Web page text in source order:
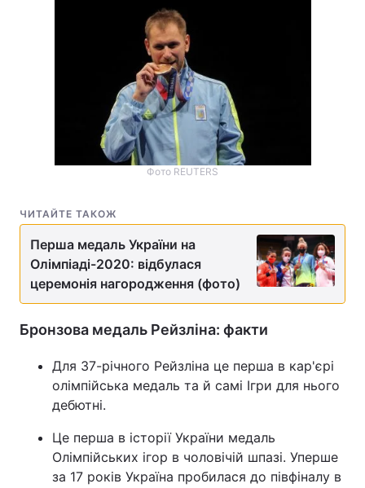
Фото REUTERS
ЧИТАЙТЕ ТАКОЖ
Перша медаль України на
Олімпіаді-2020: відбулася
церемонія нагородження (фото)
Бронзова медаль Рейзліна: факти
Для 37-річного Рейзліна це перша в кар'єрі
олімпійська медаль та й самі Ігри для нього
дебютні.
Це перша в історії України медаль
Олімпійських ігор в чоловічій шпазі. Уперше
за 17 років Україна пробилася до півфіналу в